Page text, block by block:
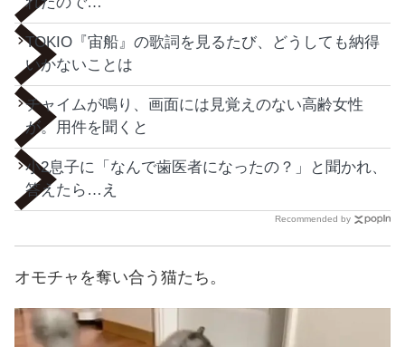
TOKIO『宙船』の歌詞を見るたび、どうしても納得
いかないことは
チャイムが鳴り、画面には見覚えのない高齢女性
が。用件を聞くと
小2息子に「なんで歯医者になったの？」と聞かれ、
答えたら…え
Recommended by
オモチャを奪い合う猫たち。